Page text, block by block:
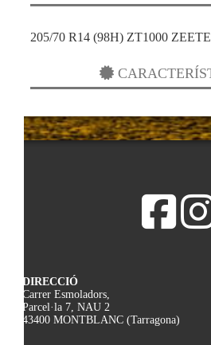
205/70 R14 (98H) ZT1000
DIRECCIÓ
Carrer Esmoladors,
Parcel·la 7, NAU 2
43400 MONTBLANC (Tarragona)